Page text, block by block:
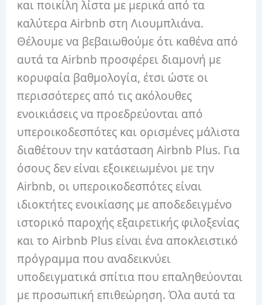
και ποικίλη λίστα με μερικά από τα
καλύτερα Airbnb στη Λιουμπλιάνα.
Θέλουμε να βεβαιωθούμε ότι καθένα από
αυτά τα Airbnb προσφέρει διαμονή με
κορυφαία βαθμολογία, έτσι ώστε οι
περισσότερες από τις ακόλουθες
ενοικιάσεις να προεδρεύονται από
υπεροικοδεσπότες και ορισμένες μάλιστα
διαθέτουν την κατάσταση Airbnb Plus. Για
όσους δεν είναι εξοικειωμένοι με την
Airbnb, οι υπεροικοδεσπότες είναι
ιδιοκτήτες ενοικίασης με αποδεδειγμένο
ιστορικό παροχής εξαιρετικής φιλοξενίας
και το Airbnb Plus είναι ένα αποκλειστικό
πρόγραμμα που αναδεικνύει
υποδειγματικά σπίτια που επαληθεύονται
με προσωπική επιθεώρηση. Όλα αυτά τα